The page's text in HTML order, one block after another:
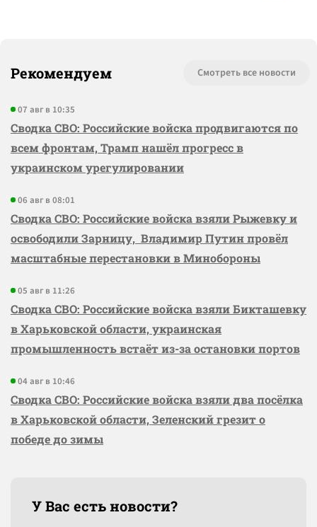
Рекомендуем Смотреть все новости
07 авг в 10:35
Сводка СВО: Российские войска продвигаются по
всем фронтам, Трамп нашёл прогресс в
украинском урегулировании
06 авг в 08:01
Сводка СВО: Российские войска взяли Рыжевку и
освободили Зарницу, Владимир Путин провёл
масштабные перестановки в Минобороны
05 авг в 11:26
Сводка СВО: Российские войска взяли Бикташевку
в Харьковской области, украинская
промышленность встаёт из-за остановки портов
04 авг в 10:46
Сводка СВО: Российские войска взяли два посёлка
в Харьковской области, Зеленский грезит о
победе до зимы
У Вас есть новости?